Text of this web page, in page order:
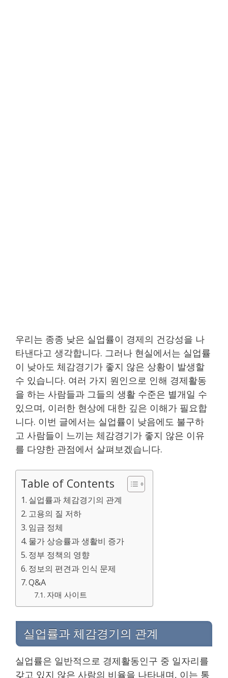
우리는 종종 낮은 실업률이 경제의 건강성을 나
타낸다고 생각합니다. 그러나 현실에서는 실업률
이 낮아도 체감경기가 좋지 않은 상황이 발생할
수 있습니다. 여러 가지 원인으로 인해 경제활동
을 하는 사람들과 그들의 생활 수준은 별개일 수
있으며, 이러한 현상에 대한 깊은 이해가 필요합
니다. 이번 글에서는 실업률이 낮음에도 불구하
고 사람들이 느끼는 체감경기가 좋지 않은 이유
를 다양한 관점에서 살펴보겠습니다.
Table of Contents
실업률과 체감경기의 관계
고용의 질 저하
임금 정체
물가 상승률과 생활비 증가
정부 정책의 영향
정보의 편견과 인식 문제
Q&A
자매 사이트
실업률과 체감경기의 관계
실업률은 일반적으로 경제활동인구 중 일자리를
갖고 있지 않은 사람의 비율을 나타내며, 이는 통